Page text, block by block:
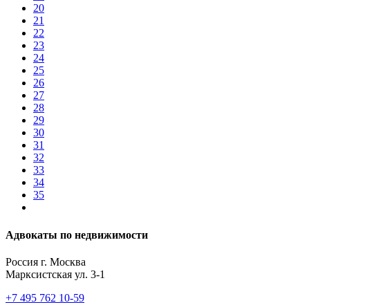
20
21
22
23
24
25
26
27
28
29
30
31
32
33
34
35
Адвокаты по недвижимости
Россия г. Москва
Марксистская ул. 3-1
+7 495 762 10-59